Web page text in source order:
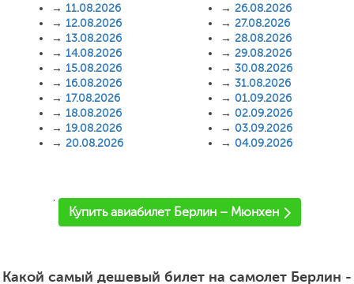
→ 11.08.2026
→ 12.08.2026
→ 13.08.2026
→ 14.08.2026
→ 15.08.2026
→ 16.08.2026
→ 17.08.2026
→ 18.08.2026
→ 19.08.2026
→ 20.08.2026
→ 26.08.2026
→ 27.08.2026
→ 28.08.2026
→ 29.08.2026
→ 30.08.2026
→ 31.08.2026
→ 01.09.2026
→ 02.09.2026
→ 03.09.2026
→ 04.09.2026
'
Купить авиабилет Берлин – Мюнхен
Какой самый дешевый билет на самолет Берлин -